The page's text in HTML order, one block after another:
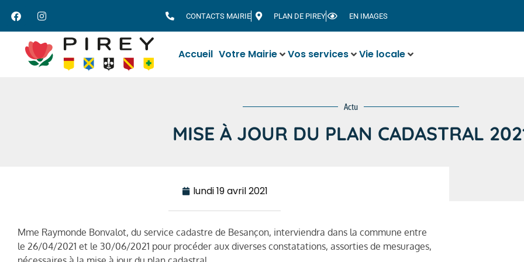
CONTACTS MAIRIE PLAN DE PIREY EN IMAGES
Accueil Votre Mairie Vos services Vie locale
Actu
MISE À JOUR DU PLAN CADASTRAL
lundi 19 avril 2021
Mme Raymonde Bonvalot, du service cadastre de Besançon, interviendra dans la commune entre
le 26/04/2021 et le 30/06/2021 pour procéder aux diverses constatations, assorties de mesurages,